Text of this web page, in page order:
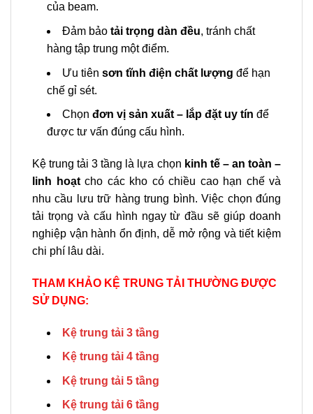
của beam.
Đảm bảo tải trọng dàn đều, tránh chất
hàng tập trung một điểm.
Ưu tiên sơn tĩnh điện chất lượng để hạn
chế gỉ sét.
Chọn đơn vị sản xuất – lắp đặt uy tín để
được tư vấn đúng cấu hình.
Kệ trung tải 3 tầng là lựa chọn kinh tế – an toàn –
linh hoạtcho các kho có chiều cao hạn chế và
nhu cầu lưu trữ hàng trung bình. Việc chọn đúng
tải trọng và cấu hình ngay từ đầu sẽ giúp doanh
nghiệp vận hành ổn định, dễ mở rộng và tiết kiệm
chi phí lâu dài.
THAM KHẢO KỆ TRUNG TẢI THƯỜNG ĐƯỢC
SỬ DỤNG:
Kệ trung tải 3 tầng
Kệ trung tải 4 tầng
Kệ trung tải 5 tầng
Kệ trung tải 6 tầng